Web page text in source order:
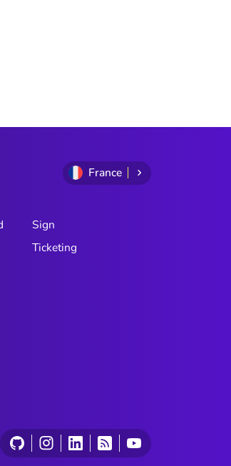
France
Sign
Ticketing